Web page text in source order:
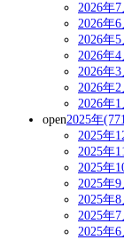
2026年
2026年
2026年
2026年
2026年
2026年
2026年
open2025年
2025年
2025年
2025年
2025年
2025年
2025年
2025年